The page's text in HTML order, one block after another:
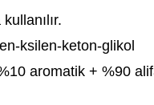
ksilen-keton-glikol
aromatik + %90